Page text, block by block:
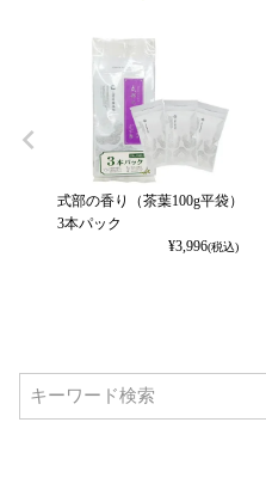
式部の香り（茶葉100g平袋）
3本パック
¥3,996(税込)